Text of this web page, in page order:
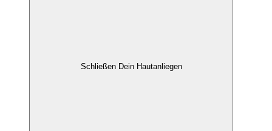
Schließen Dein Hautanliegen